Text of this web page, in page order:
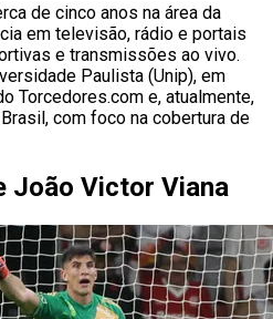
de cinco anos na área da
em televisão, rádio e portais
e transmissões ao vivo.
Paulista (Unip), em
Torcedores.com e, atualmente,
com foco na cobertura de
João Victor Viana